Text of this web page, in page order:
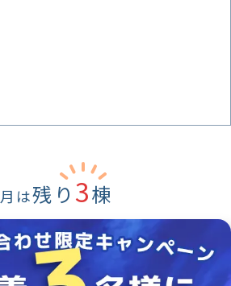
月は残り 3棟